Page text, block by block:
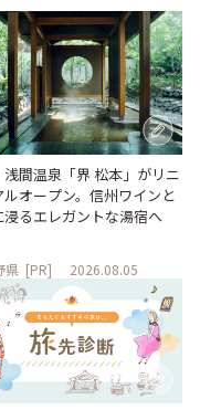
間温泉「界 松本」がリニ
ルオープン。信州ワインと
浸るエレガントな湯宿へ
県 [PR] 2026.08.05